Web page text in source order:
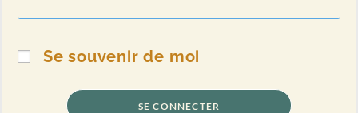
Se souvenir de moi
SE CONNECTER